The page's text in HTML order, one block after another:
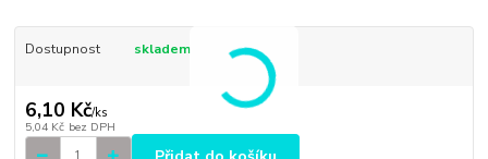
Dostupnost skladem
6,10 Kč/ks
5,04 Kč bez DPH